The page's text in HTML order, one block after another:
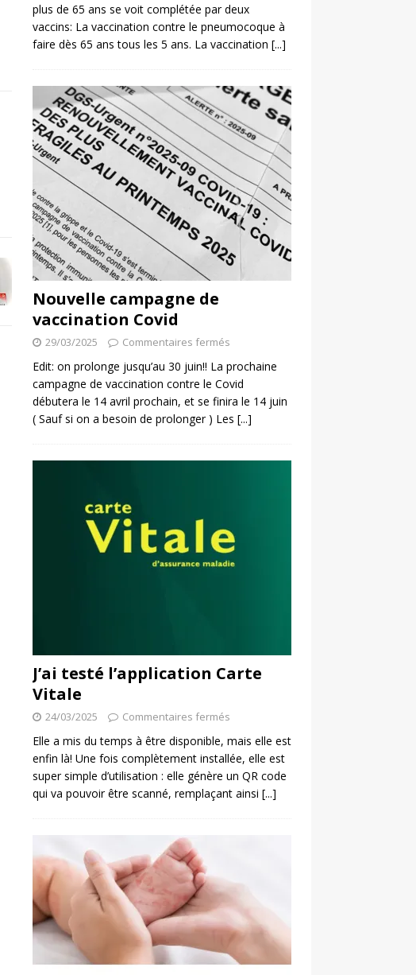
plus de 65 ans se voit complétée par deux
vaccins: La vaccination contre le pneumocoque à
faire dès 65 ans tous les 5 ans. La vaccination [...]
Nouvelle campagne de
vaccination Covid
29/03/2025 Commentaires fermés
Edit: on prolonge jusqu’au 30 juin!! La prochaine
campagne de vaccination contre le Covid
débutera le 14 avril prochain, et se finira le 14 juin
( Sauf si on a besoin de prolonger ) Les [...]
J’ai testé l’application Carte
Vitale
24/03/2025 Commentaires fermés
Elle a mis du temps à être disponible, mais elle est
enfin là! Une fois complètement installée, elle est
super simple d’utilisation : elle génère un QR code
qui va pouvoir être scanné, remplaçant ainsi [...]